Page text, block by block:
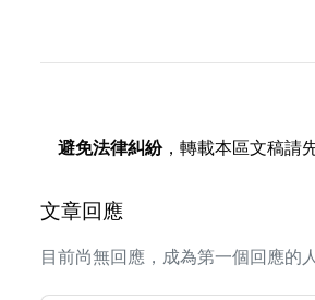
避免法律糾紛，轉載本區文稿請
文章回應
目前尚無回應，成為第一個回應的